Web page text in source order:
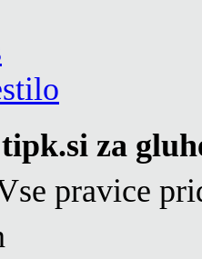
za
pravice